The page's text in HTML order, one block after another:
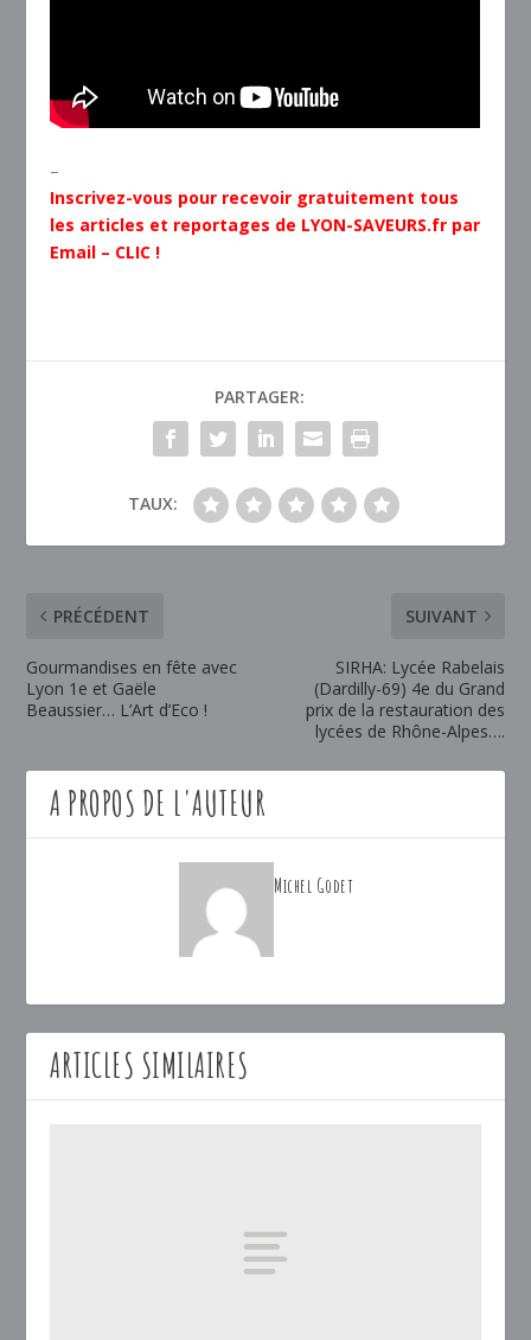
–
Inscrivez-vous pour recevoir gratuitement tous
les articles et reportages de LYON-SAVEURS.fr par
Email – CLIC !
PARTAGER:
TAUX:
PRÉCÉDENT
Gourmandises en fête avec
Lyon 1e et Gaële
Beaussier… L’Art d’Eco !
SUIVANT
SIRHA: Lycée Rabelais
(Dardilly-69) 4e du Grand
prix de la restauration des
lycées de Rhône-Alpes….
A PROPOS DE L'AUTEUR
Michel Godet
ARTICLES SIMILAIRES